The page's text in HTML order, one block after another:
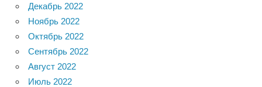
Декабрь 2022
Ноябрь 2022
Октябрь 2022
Сентябрь 2022
Август 2022
Июль 2022